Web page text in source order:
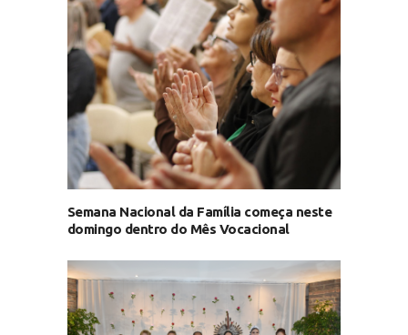
Semana Nacional da Família começa neste
domingo dentro do Mês Vocacional